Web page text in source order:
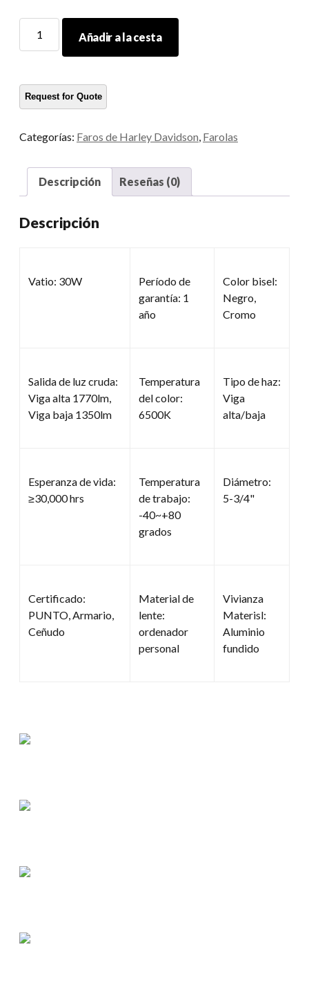
Faro
Añadir a la cesta
Categorías: Faros de Harley Davidson Farolas
Descripción Reseñas (0)
Descripción
Vatio: 30W
Período de
garantía: 1
año
Color bisel:
Negro,
Cromo
Salida de luz cruda:
Viga alta 1770lm,
Viga baja 1350lm
Temperatura
del color:
6500K
Tipo de haz:
Viga
alta/baja
Esperanza de vida:
≥30,000 hrs
Temperatura
de trabajo:
-40~+80
grados
Diámetro:
5-3/4"
Certificado:
PUNTO, Armario,
Ceñudo
Material de
lente:
ordenador
personal
Vivianza
Materisl:
Aluminio
fundido